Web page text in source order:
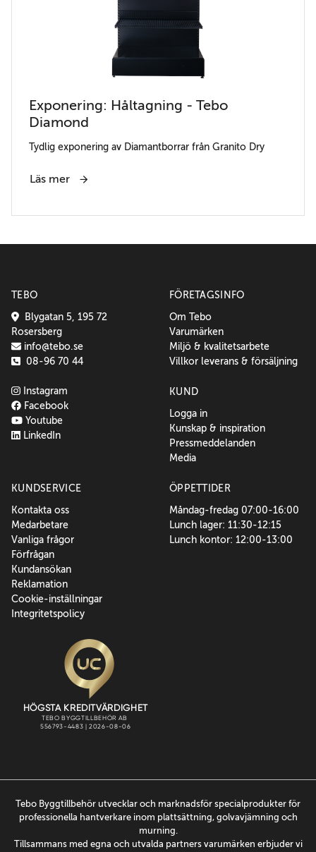
Exponering: Håltagning - Tebo
Diamond
Tydlig exponering av Diamantborrar från Granito Dry
Läs mer
TEBO
Blygatan 5, 195 72
Rosersberg
info@tebo.se
08-96 70 44
Instagram
Facebook
Youtube
LinkedIn
FÖRETAGSINFO
Om Tebo
Varumärken
Miljö & kvalitetsarbete
Villkor leverans & försäljning
KUND
Logga in
Kunskap & inspiration
Pressmeddelanden
Media
KUNDSERVICE
Kontakta oss
Medarbetare
Vanliga frågor
Förfrågan
Kundansökan
Reklamation
Cookie-inställningar
Integritetspolicy
ÖPPETTIDER
Måndag-fredag 07:00-16:00
Lunch lager: 11:30-12:15
Lunch kontor: 12:00-13:00
Tebo Byggtillbehör utvecklar och marknadsför specialprodukter för
professionella hantverkare inom plattsättning, golvavjämning och
murning.
Tillsammans med egna och utvalda partners varumärken erbjuder vi